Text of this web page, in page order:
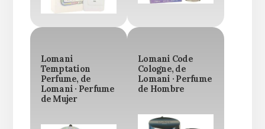
Lomani
Temptation
Perfume, de
Lomani · Perfume
de Mujer
Lomani Code
Cologne, de
Lomani · Perfume
de Hombre